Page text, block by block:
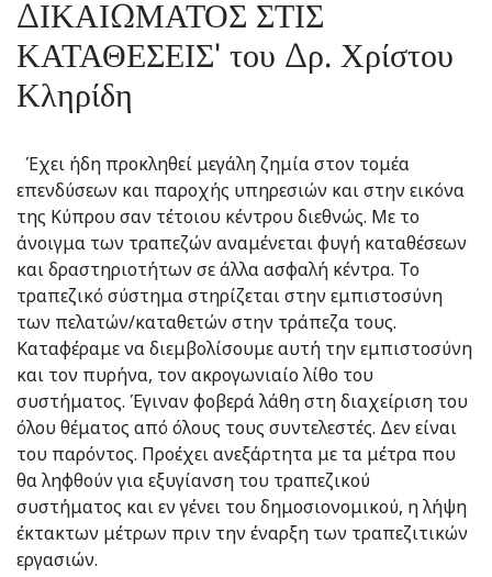
ΔΙΚΑΙΩΜΑΤΟΣ ΣΤΙΣ
ΚΑΤΑΘΕΣΕΙΣ' του Δρ. Χρίστου
Κληρίδη
Έχει ήδη προκληθεί μεγάλη ζημία στον τομέα
επενδύσεων και παροχής υπηρεσιών και στην εικόνα
της Κύπρου σαν τέτοιου κέντρου διεθνώς. Με το
άνοιγμα των τραπεζών αναμένεται φυγή καταθέσεων
και δραστηριοτήτων σε άλλα ασφαλή κέντρα. Το
τραπεζικό σύστημα στηρίζεται στην εμπιστοσύνη
των πελατών/καταθετών στην τράπεζα τους.
Καταφέραμε να διεμβολίσουμε αυτή την εμπιστοσύνη
και τον πυρήνα, τον ακρογωνιαίο λίθο του
συστήματος. Έγιναν φοβερά λάθη στη διαχείριση του
όλου θέματος από όλους τους συντελεστές. Δεν είναι
του παρόντος. Προέχει ανεξάρτητα με τα μέτρα που
θα ληφθούν για εξυγίανση του τραπεζικού
συστήματος και εν γένει του δημοσιονομικού, η λήψη
έκτακτων μέτρων πριν την έναρξη των τραπεζιτικών
εργασιών.